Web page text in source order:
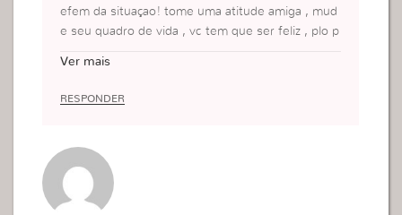
efem da situaçao! tome uma atitude amiga , mud
e seu quadro de vida , vc tem que ser feliz , plo p
azer!
beijinn
Ver mais
RESPONDER